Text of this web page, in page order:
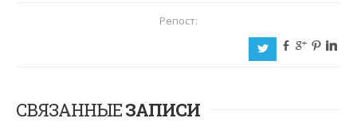
Репост:
a b c d j
СВЯЗАННЫЕЗАПИСИ